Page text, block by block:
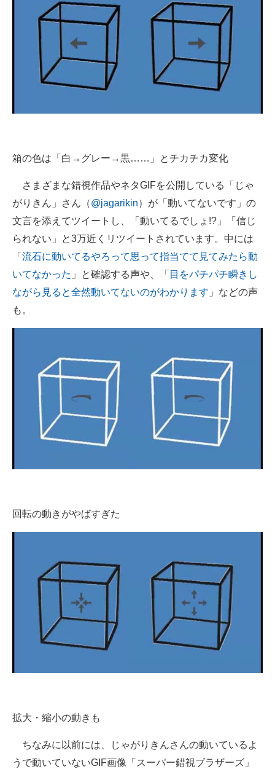
箱の色は「白→グレー→黒……」とチカチカ変化
さまざまな錯視作品やネタGIFを公開している「じゃ
がりきん」さん（@jagarikin）が「動いてないです」の
文言を添えてツイートし、「動いてるでしょ!?」「信じ
られない」と3万近くリツイートされています。中には
「 流石に動いてるやろって思って指当てて見てみたら動
いてなかった 」と確認する声や、「 目をパチパチ瞬きし
ながら見ると全然動いてないのがわかります 」などの声
も。
回転の動きがやばすぎた
拡大・縮小の動きも
ちなみに以前には、じゃがりきんさんの動いているよ
うで動いていないGIF画像「スーパー錯視ブラザーズ」